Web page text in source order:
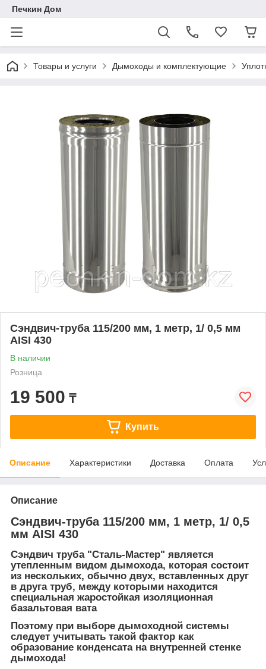
Печкин Дом
Товары и услуги Дымоходы и комплектующие
Сэндвич-труба 115/200 мм, 1 метр, 1/ 0,5 мм
AISI 430
В наличии
Розница
19 500 ₸
Купить
Описание Характеристики Доставка Оплата
Описание
Сэндвич-труба 115/200 мм, 1 метр, 1/ 0,5
мм AISI 430
Сэндвич труба "Сталь-Мастер" является
утепленным видом дымохода, которая состоит
из нескольких, обычно двух, вставленных друг
в друга труб, между которыми находится
специальная жаростойкая изоляционная
базальтовая вата
Поэтому при выборе дымоходной системы
следует учитывать такой фактор как
образование конденсата на внутренней стенке
дымохода!